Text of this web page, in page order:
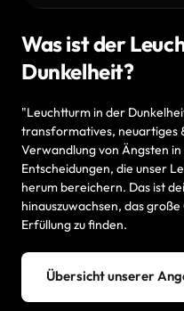
Was ist der
Dunkelheit?
"Leuchtturm in der
transformatives, neuartiges
Verwandlung von Ängsten in
Entscheidungen, die unser
herum bereichern. Das ist
hinauszuwachsen, das große
Erfüllung zu finden.
Übersicht unserer